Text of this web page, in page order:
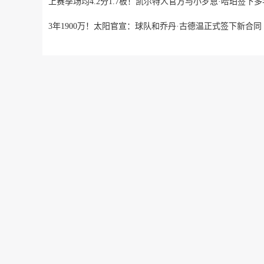
3年1900万！太阳官宣：球队和乔丹·古德温正式签下新合同